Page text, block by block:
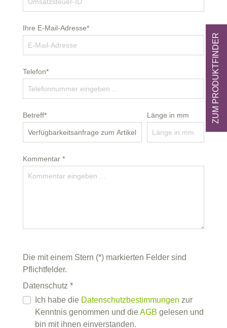
Ihre E-Mail-Adresse*
Telefon*
Betreff* Länge in mm
Kommentar *
Die mit einem Stern (*) markierten Felder sind
Pflichtfelder.
Datenschutz *
Ich habe die Datenschutzbestimmungen zur
Kenntnis genommen und dieAGB gelesen und
bin mit ihnen einverstanden.
ZUM PRODUKTFINDER